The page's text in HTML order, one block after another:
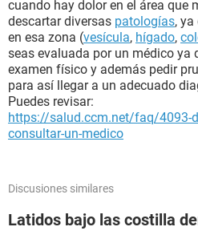
cuando hay dolor en el área que
descartar diversas patologías,
en esa zona (vesícula, hígado,
seas evaluada por un médico ya
examen físico y además pedir
para así llegar a un adecuado
Puedes revisar:
https://salud.ccm.net/faq/4093-
consultar-un-medico
Discusiones similares
Latidos bajo las costilla